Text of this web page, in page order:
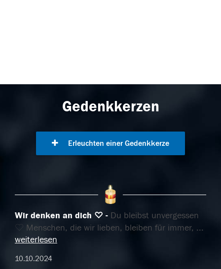
Gedenkkerzen
Erleuchten einer Gedenkkerze
Wir denken an dich ♡
Du bleibst unvergessen
♡ Menschen, die wir lieben, bleiben für immer, ...
weiterlesen
10.10.2024